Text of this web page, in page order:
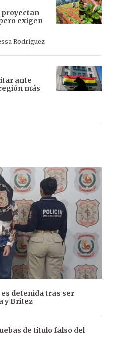
proyectan
exigen
Rodríguez
ante
más
detenida tras ser
y Brítez
de título falso del